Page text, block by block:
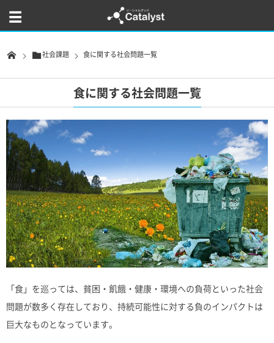
社会課題 食に関する社会問題一覧
食に関する社会問題一覧
「食」を巡っては、貧困・飢餓・健康・環境への負荷といった社会
問題が数多く存在しており、持続可能性に対する負のインパクトは
巨大なものとなっています。